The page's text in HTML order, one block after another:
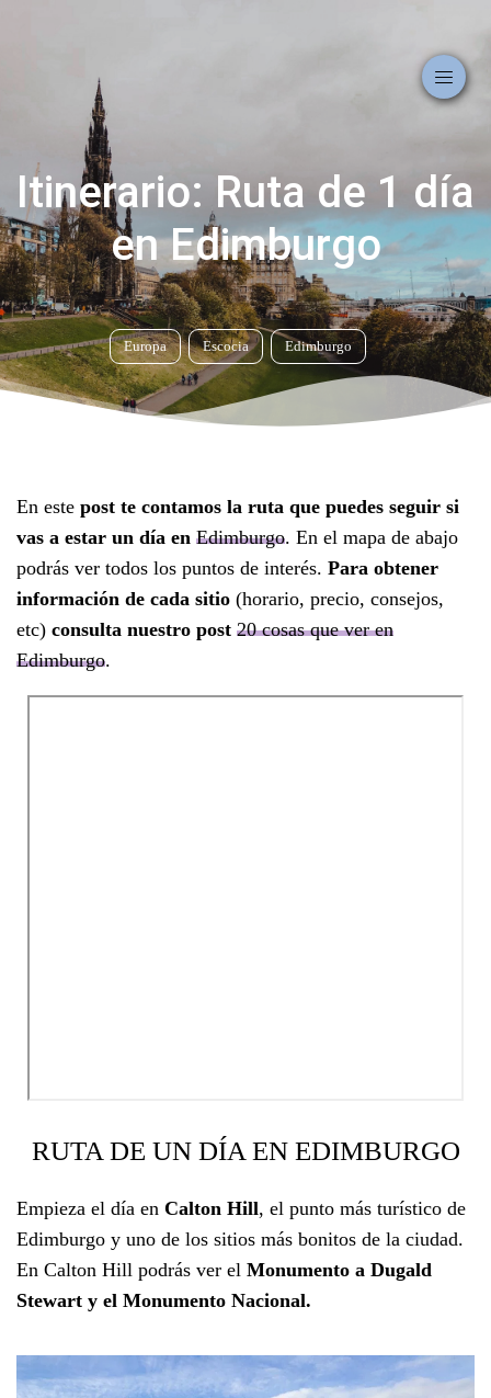
Europa Escocia Edimburgo
Itinerario: Ruta de 1 día
en Edimburgo
En este post te contamos la ruta que puedes seguir si
vas a estar un día en Edimburgo. En el mapa de abajo
podrás ver todos los puntos de interés. Para obtener
información de cada sitio (horario, precio, consejos,
etc) consulta nuestro post 20 cosas que ver en
Edimburgo.
RUTA DE UN DÍA EN EDIMBURGO
Empieza el día en Calton Hill, el punto más turístico de
Edimburgo y uno de los sitios más bonitos de la ciudad.
En Calton Hill podrás ver el Monumento a Dugald
Stewart y el Monumento Nacional.